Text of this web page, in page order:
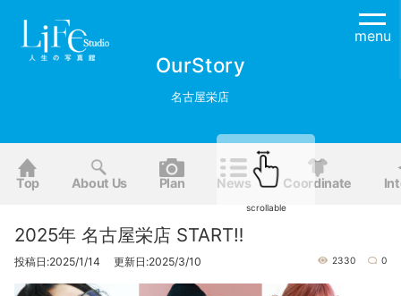
menu
OurStory
名古屋栄店
Top About Us Plan News Coordinate
2025年 名古屋栄店 START‼
投稿日:2025/1/14 更新日:2025/3/10 2330 0